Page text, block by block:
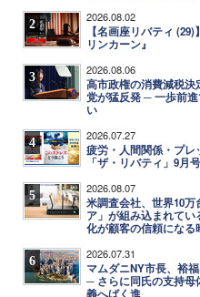
2 2026.08.02
【名画座リバティ
リンカーン』
3 2026.08.06
高市政権の消費減税
党が猛反発 ─ 一歩前
い
4 2026.07.27
疲労・人間関係・プ
「ザ・リバティ」9月
5 2026.08.07
米調査会社、世界10
ア」が組み込まれて
化が顧客の信頼になる
6 2026.07.31
マムダニNY市長、裕
─ さらに同氏の支持母
義へばく進